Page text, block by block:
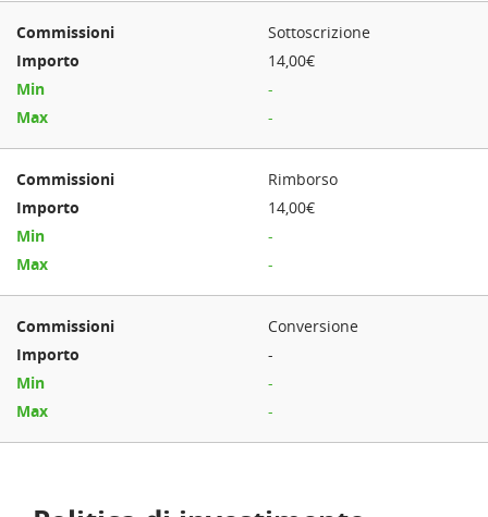
Sottoscrizione
14,00€
-
-
Rimborso
14,00€
-
-
Conversione
-
-
-